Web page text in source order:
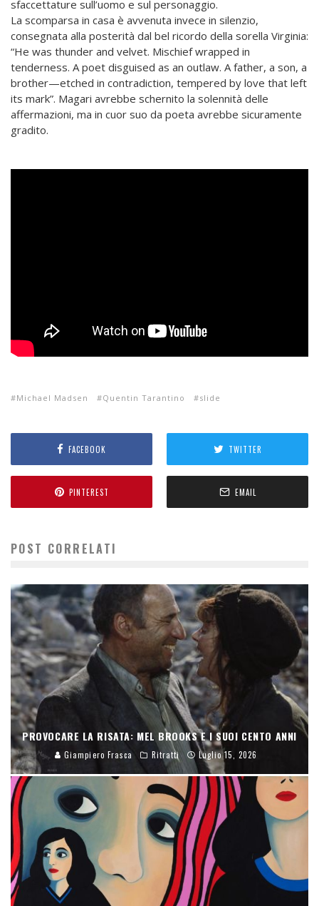
sfaccettature sull’uomo e sul personaggio.
La scomparsa in casa è avvenuta invece in silenzio,
consegnata alla posterità dal bel ricordo della sorella Virginia:
“He was thunder and velvet. Mischief wrapped in
tenderness. A poet disguised as an outlaw. A father, a son, a
brother—etched in contradiction, tempered by love that left
its mark”. Magari avrebbe schernito la solennità delle
affermazioni, ma in cuor suo da poeta avrebbe sicuramente
gradito.
Michael Madsen Quentin Tarantino slide
FACEBOOK TWITTER
PINTEREST EMAIL
POST CORRELATI
PROVOCARE LA RISATA: MEL BROOKS E I SUOI CENTO ANNI
Giampiero Frasca Ritratti Luglio 15, 2026